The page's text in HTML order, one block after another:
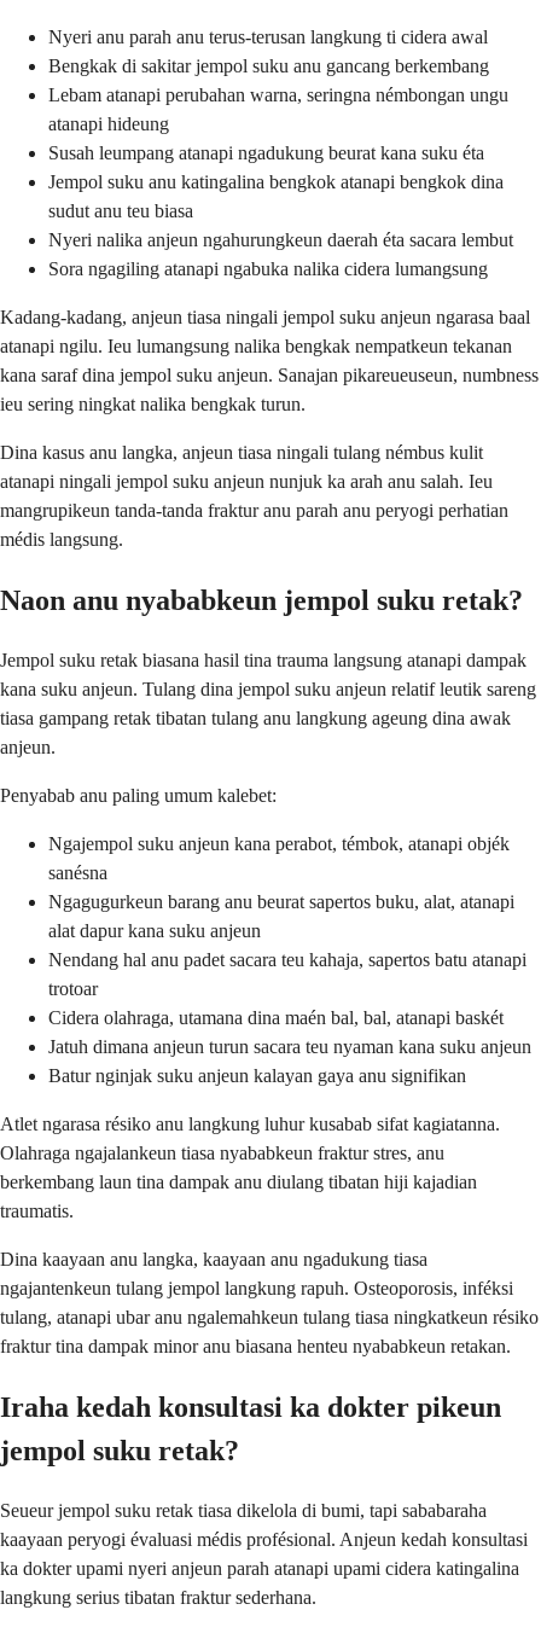
Nyeri anu parah anu terus-terusan langkung ti cidera awal
Bengkak di sakitar jempol suku anu gancang berkembang
Lebam atanapi perubahan warna, seringna némbongan ungu
atanapi hideung
Susah leumpang atanapi ngadukung beurat kana suku éta
Jempol suku anu katingalina bengkok atanapi bengkok dina
sudut anu teu biasa
Nyeri nalika anjeun ngahurungkeun daerah éta sacara lembut
Sora ngagiling atanapi ngabuka nalika cidera lumangsung
Kadang-kadang, anjeun tiasa ningali jempol suku anjeun ngarasa baal
atanapi ngilu. Ieu lumangsung nalika bengkak nempatkeun tekanan
kana saraf dina jempol suku anjeun. Sanajan pikareueuseun, numbness
ieu sering ningkat nalika bengkak turun.
Dina kasus anu langka, anjeun tiasa ningali tulang némbus kulit
atanapi ningali jempol suku anjeun nunjuk ka arah anu salah. Ieu
mangrupikeun tanda-tanda fraktur anu parah anu peryogi perhatian
médis langsung.
Naon anu nyababkeun jempol suku retak?
Jempol suku retak biasana hasil tina trauma langsung atanapi dampak
kana suku anjeun. Tulang dina jempol suku anjeun relatif leutik sareng
tiasa gampang retak tibatan tulang anu langkung ageung dina awak
anjeun.
Penyabab anu paling umum kalebet:
Ngajempol suku anjeun kana perabot, témbok, atanapi objék
sanésna
Ngagugurkeun barang anu beurat sapertos buku, alat, atanapi
alat dapur kana suku anjeun
Nendang hal anu padet sacara teu kahaja, sapertos batu atanapi
trotoar
Cidera olahraga, utamana dina maén bal, bal, atanapi baskét
Jatuh dimana anjeun turun sacara teu nyaman kana suku anjeun
Batur nginjak suku anjeun kalayan gaya anu signifikan
Atlet ngarasa résiko anu langkung luhur kusabab sifat kagiatanna.
Olahraga ngajalankeun tiasa nyababkeun fraktur stres, anu
berkembang laun tina dampak anu diulang tibatan hiji kajadian
traumatis.
Dina kaayaan anu langka, kaayaan anu ngadukung tiasa
ngajantenkeun tulang jempol langkung rapuh. Osteoporosis, inféksi
tulang, atanapi ubar anu ngalemahkeun tulang tiasa ningkatkeun résiko
fraktur tina dampak minor anu biasana henteu nyababkeun retakan.
Iraha kedah konsultasi ka dokter pikeun
jempol suku retak?
Seueur jempol suku retak tiasa dikelola di bumi, tapi sababaraha
kaayaan peryogi évaluasi médis profésional. Anjeun kedah konsultasi
ka dokter upami nyeri anjeun parah atanapi upami cidera katingalina
langkung serius tibatan fraktur sederhana.